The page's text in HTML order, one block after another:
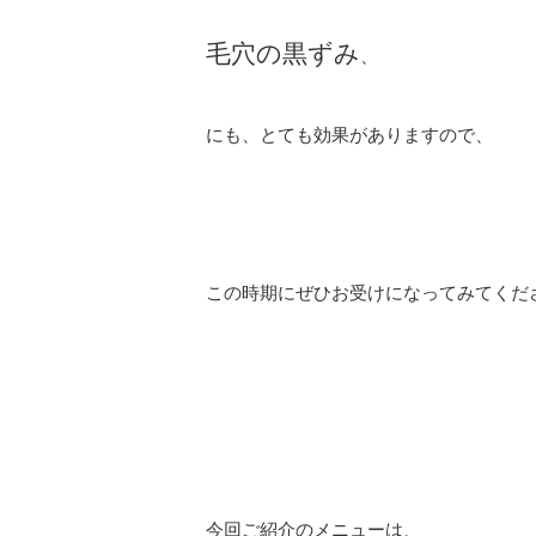
毛穴の黒ずみ
にも、とても効果がありますので、
この時期にぜひお受けになってみてくだ
今回ご紹介のメニューは、